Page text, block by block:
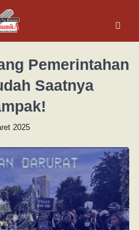
Pemerintahan
Saatnya
2025